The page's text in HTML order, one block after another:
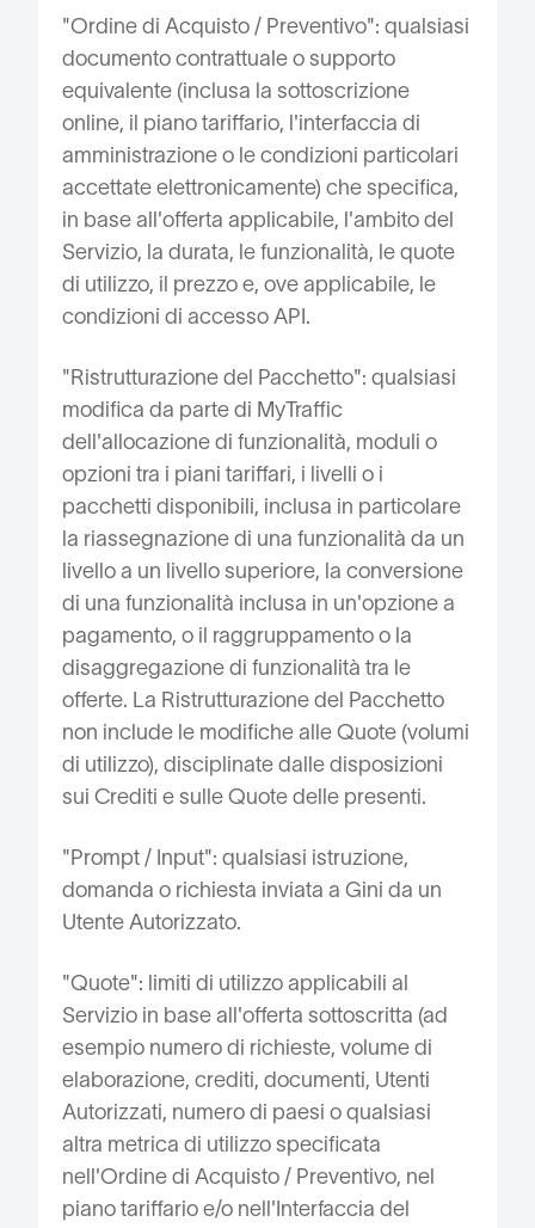
"Ordine di Acquisto / Preventivo": qualsiasi
documento contrattuale o supporto
equivalente (inclusa la sottoscrizione
online, il piano tariffario, l'interfaccia di
amministrazione o le condizioni particolari
accettate elettronicamente) che specifica,
in base all'offerta applicabile, l'ambito del
Servizio, la durata, le funzionalità, le quote
di utilizzo, il prezzo e, ove applicabile, le
condizioni di accesso API.
"Ristrutturazione del Pacchetto": qualsiasi
modifica da parte di MyTraffic
dell'allocazione di funzionalità, moduli o
opzioni tra i piani tariffari, i livelli o i
pacchetti disponibili, inclusa in particolare
la riassegnazione di una funzionalità da un
livello a un livello superiore, la conversione
di una funzionalità inclusa in un'opzione a
pagamento, o il raggruppamento o la
disaggregazione di funzionalità tra le
offerte. La Ristrutturazione del Pacchetto
non include le modifiche alle Quote (volumi
di utilizzo), disciplinate dalle disposizioni
sui Crediti e sulle Quote delle presenti.
"Prompt / Input": qualsiasi istruzione,
domanda o richiesta inviata a Gini da un
Utente Autorizzato.
"Quote": limiti di utilizzo applicabili al
Servizio in base all'offerta sottoscritta (ad
esempio numero di richieste, volume di
elaborazione, crediti, documenti, Utenti
Autorizzati, numero di paesi o qualsiasi
altra metrica di utilizzo specificata
nell'Ordine di Acquisto / Preventivo, nel
piano tariffario e/o nell'Interfaccia del